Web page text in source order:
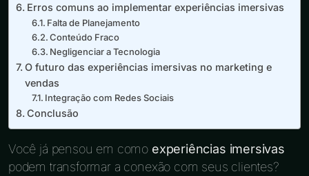
Erros comuns ao implementar experiências imersivas
Falta de Planejamento
Conteúdo Fraco
Negligenciar a Tecnologia
O futuro das experiências imersivas no marketing e
vendas
Integração com Redes Sociais
Conclusão
Você já pensou em como experiências imersivas
podem transformar a conexão com seus clientes?